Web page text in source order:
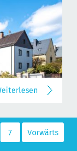
7 Vorwärts